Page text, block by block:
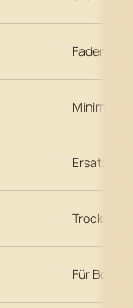
Faden-
Minimal-
Ersatz für
Für